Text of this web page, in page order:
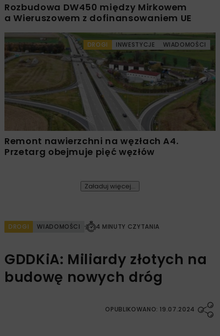
Rozbudowa DW450 między Mirkowem
a Wieruszowem z dofinansowaniem UE
DROGI INWESTYCJE WIADOMOŚCI
Remont nawierzchni na węzłach A4.
Przetarg obejmuje pięć węzłów
Załaduj więcej...
DROGI WIADOMOŚCI 4 MINUTY CZYTANIA
GDDKiA: Miliardy złotych na
budowę nowych dróg
OPUBLIKOWANO: 19.07.2024